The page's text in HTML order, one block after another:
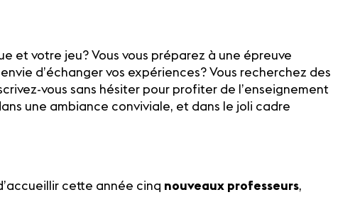
et votre jeu? Vous vous préparez à une épreuve
d’échanger vos expériences? Vous recherchez des
vous sans hésiter pour profiter de l’enseignement
une ambiance conviviale, et dans le joli cadre
cette année cinq nouveaux professeurs,